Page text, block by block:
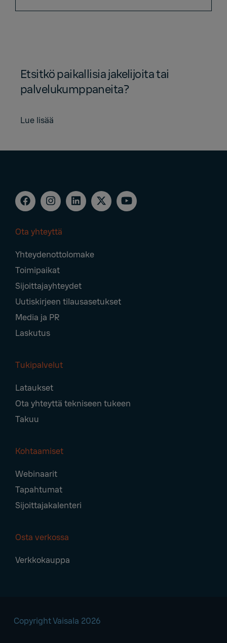
Etsitkö paikallisia jakelijoita tai
palvelukumppaneita?
Lue lisää
Navigation
Ota yhteyttä
Yhteydenottolomake
Toimipaikat
Sijoittajayhteydet
Uutiskirjeen tilausasetukset
Media ja PR
Laskutus
Tukipalvelut
Lataukset
Ota yhteyttä tekniseen tukeen
Takuu
Kohtaamiset
Webinaarit
Tapahtumat
Sijoittajakalenteri
Osta verkossa
Verkkokauppa
Copyright Vaisala 2026